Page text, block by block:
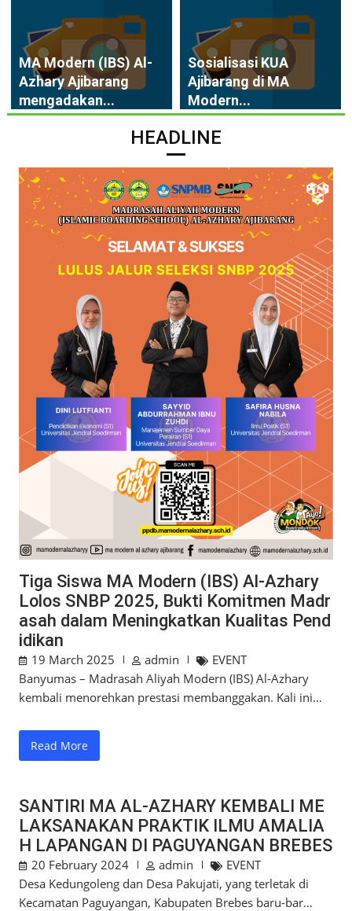
MA Modern (IBS) Al-
Azhary Ajibarang
mengadakan...
Sosialisasi KUA
Ajibarang di MA
Modern...
HEADLINE
Tiga Siswa MA Modern (IBS) Al-Azhary
Lolos SNBP 2025, Bukti Komitmen Madr
asah dalam Meningkatkan Kualitas Pend
idikan
19 March 2025 admin
EVENT
Banyumas – Madrasah Aliyah Modern (IBS) Al-Azhary
kembali menorehkan prestasi membanggakan. Kali ini…
Read More
SANTIRI MA AL-AZHARY KEMBALI ME
LAKSANAKAN PRAKTIK ILMU AMALIA
H LAPANGAN DI PAGUYANGAN BREBES
20 February 2024 admin
EVENT
Desa Kedungoleng dan Desa Pakujati, yang terletak di
Kecamatan Paguyangan, Kabupaten Brebes baru-bar…